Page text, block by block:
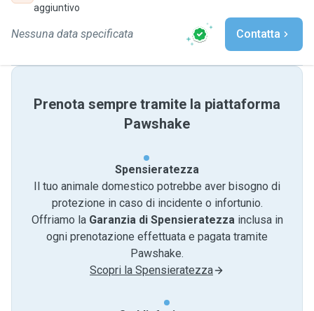
aggiuntivo
Nessuna data specificata Contatta
Prenota sempre tramite la piattaforma
Pawshake
Spensieratezza
Il tuo animale domestico potrebbe aver bisogno di
protezione in caso di incidente o infortunio.
Offriamo la Garanzia di Spensieratezzainclusa in
ogni prenotazione effettuata e pagata tramite
Pawshake.
Scopri la Spensieratezza